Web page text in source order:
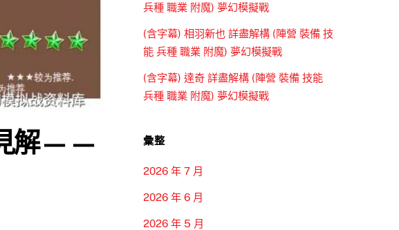
見解——
兵種 職業 附魔) 夢幻模擬戰
(含字幕) 相羽新也 詳盡解構 (陣營 裝備 技
能 兵種 職業 附魔) 夢幻模擬戰
(含字幕) 達奇 詳盡解構 (陣營 裝備 技能
兵種 職業 附魔) 夢幻模擬戰
彙整
2026 年 7 月
2026 年 6 月
2026 年 5 月